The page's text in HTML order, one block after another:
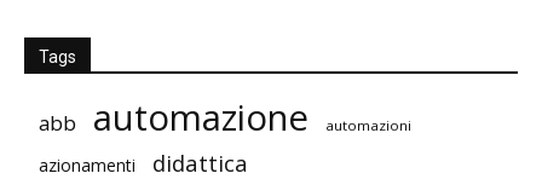
Tags
abb automazione automazioni
azionamenti didattica